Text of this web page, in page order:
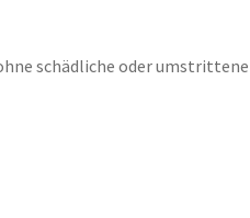
schädliche oder